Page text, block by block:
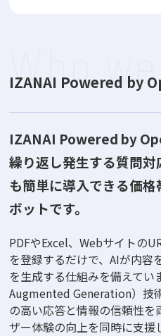
IZANAI Powered by
Who
IZANAI Powered by
繰り返し発生する質問
も簡単に導入できる価
ボットです。
PDFやExcel、Webサイトの
を登録するだけで、AIが内容
を生成する仕組みを備えてい
Augmented Generation）技
の高い応答と情報の信頼性
ザー体験の向上を同時に支援